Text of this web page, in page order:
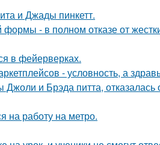
и Джады пинкетт.
- в полном отказе от
в фейерверках.
- условность, а
и Брэда питта, отказалась
на работу на метро.